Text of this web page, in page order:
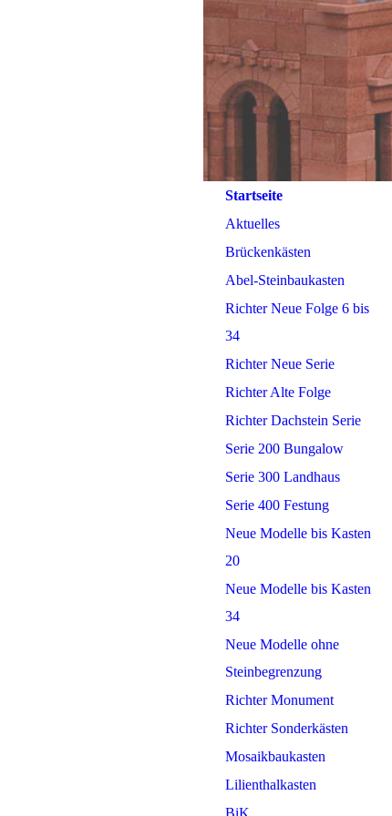
Startseite
Aktuelles
Brückenkästen
Abel-Steinbaukasten
Richter Neue Folge 6 bis
34
Richter Neue Serie
Richter Alte Folge
Richter Dachstein Serie
Serie 200 Bungalow
Serie 300 Landhaus
Serie 400 Festung
Neue Modelle bis Kasten
20
Neue Modelle bis Kasten
34
Neue Modelle ohne
Steinbegrenzung
Richter Monument
Richter Sonderkästen
Mosaikbaukasten
Lilienthalkasten
BiK